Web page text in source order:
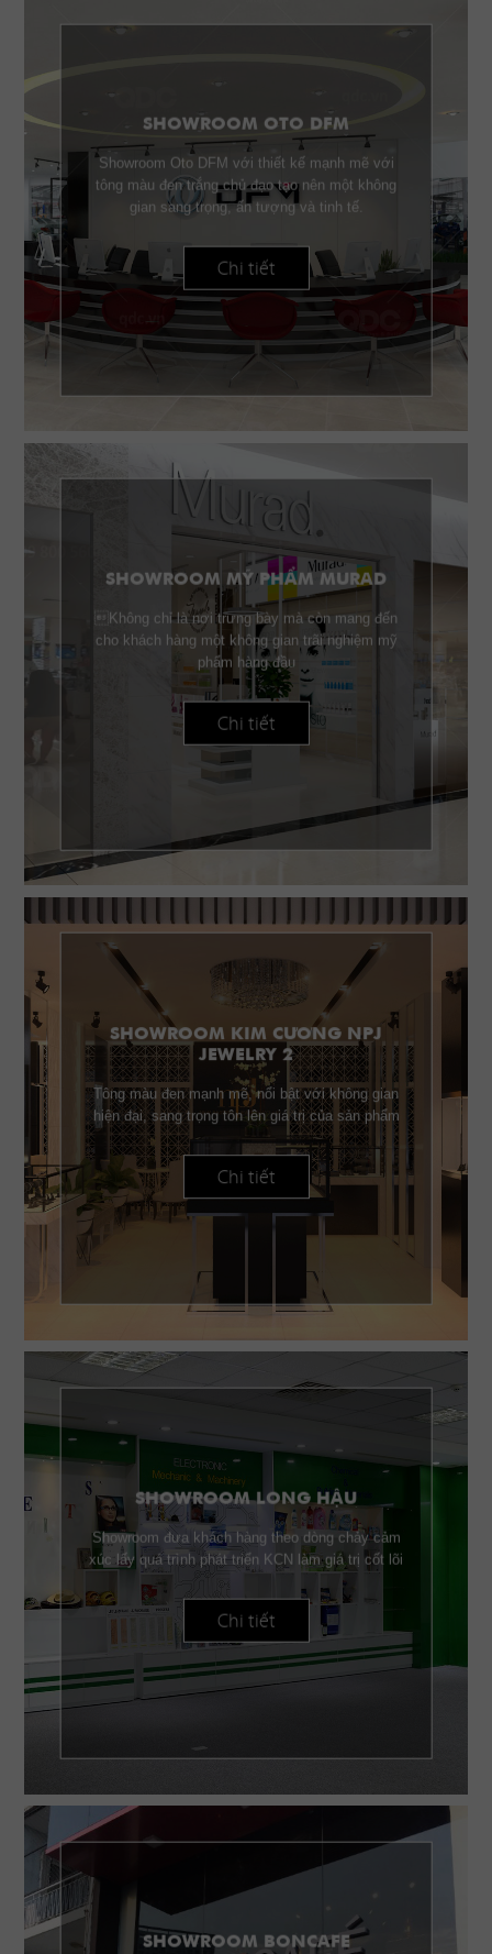
SHOWROOM OTO DFM
Showroom Oto DFM với thiết kế mạnh mẽ với
tông màu đen trắng chủ đạo tạo nên một không
gian sang trọng, ấn tượng và tinh tế.
Chi tiết
SHOWROOM MỸ PHẨM MURAD
Không chỉ là nơi trưng bày mà còn mang đến
cho khách hàng một không gian trãi nghiệm mỹ
phẩm hàng đầu
Chi tiết
SHOWROOM KIM CƯƠNG NPJ
JEWELRY 2
Tông màu đen mạnh mẽ, nổi bật với không gian
hiện đại, sang trọng tôn lên giá trị của sản phẩm
Chi tiết
SHOWROOM LONG HẬU
Showroom đưa khách hàng theo dòng chảy cảm
xúc lấy quá trình phát triển KCN làm giá trị cốt lõi
Chi tiết
SHOWROOM BONCAFE